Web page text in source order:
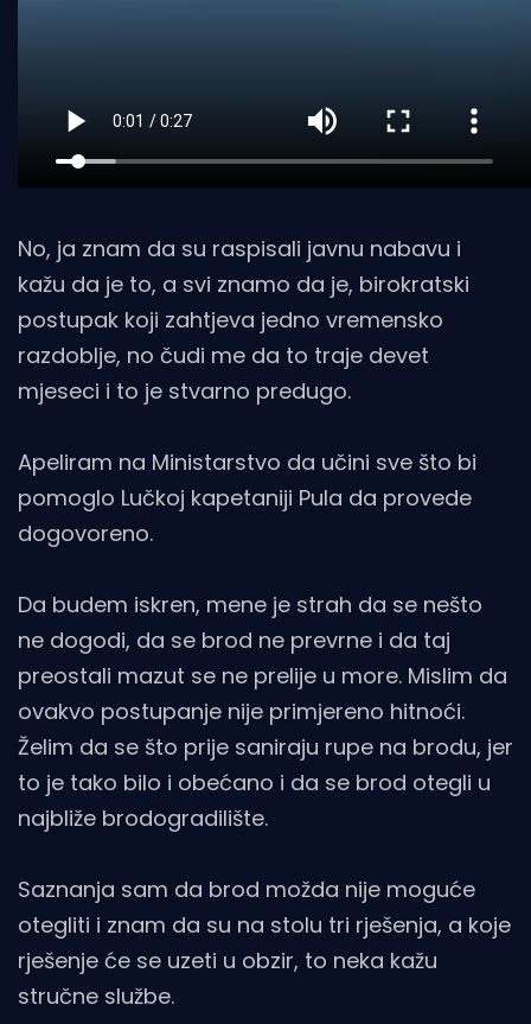
No, ja znam da su raspisali javnu nabavu i
kažu da je to, a svi znamo da je, birokratski
postupak koji zahtjeva jedno vremensko
razdoblje, no čudi me da to traje devet
mjeseci i to je stvarno predugo.
Apeliram na Ministarstvo da učini sve što bi
pomoglo Lučkoj kapetaniji Pula da provede
dogovoreno.
Da budem iskren, mene je strah da se nešto
ne dogodi, da se brod ne prevrne i da taj
preostali mazut se ne prelije u more. Mislim da
ovakvo postupanje nije primjereno hitnoći.
Želim da se što prije saniraju rupe na brodu, jer
to je tako bilo i obećano i da se brod otegli u
najbliže brodogradilište.
Saznanja sam da brod možda nije moguće
otegliti i znam da su na stolu tri rješenja, a koje
rješenje će se uzeti u obzir, to neka kažu
stručne službe.